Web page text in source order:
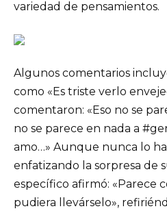
variedad de pensamientos.
Algunos comentarios
como «Es triste verlo
comentaron: «Eso no se
no se parece en nada a
amo…» Aunque nunca lo
enfatizando la sorpresa de
específico afirmó: «Parece
pudiera llevárselo»,